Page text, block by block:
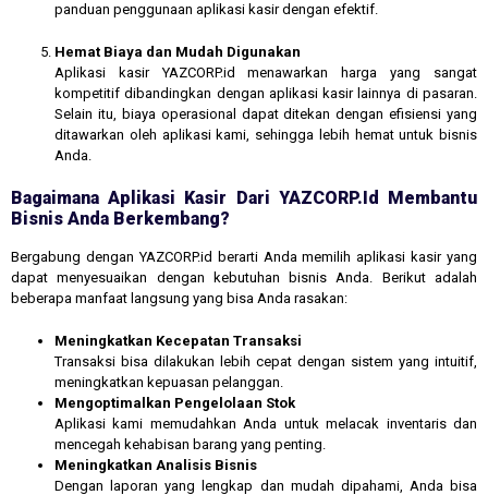
panduan penggunaan aplikasi kasir dengan efektif.
Hemat Biaya dan Mudah Digunakan
Aplikasi kasir YAZCORP.id menawarkan harga yang sangat
kompetitif dibandingkan dengan aplikasi kasir lainnya di pasaran.
Selain itu, biaya operasional dapat ditekan dengan efisiensi yang
ditawarkan oleh aplikasi kami, sehingga lebih hemat untuk bisnis
Anda.
Bagaimana Aplikasi Kasir Dari YAZCORP.id Membantu
Bisnis Anda Berkembang?
Bergabung dengan YAZCORP.id berarti Anda memilih aplikasi kasir yang
dapat menyesuaikan dengan kebutuhan bisnis Anda. Berikut adalah
beberapa manfaat langsung yang bisa Anda rasakan:
Meningkatkan Kecepatan Transaksi
Transaksi bisa dilakukan lebih cepat dengan sistem yang intuitif,
meningkatkan kepuasan pelanggan.
Mengoptimalkan Pengelolaan Stok
Aplikasi kami memudahkan Anda untuk melacak inventaris dan
mencegah kehabisan barang yang penting.
Meningkatkan Analisis Bisnis
Dengan laporan yang lengkap dan mudah dipahami, Anda bisa